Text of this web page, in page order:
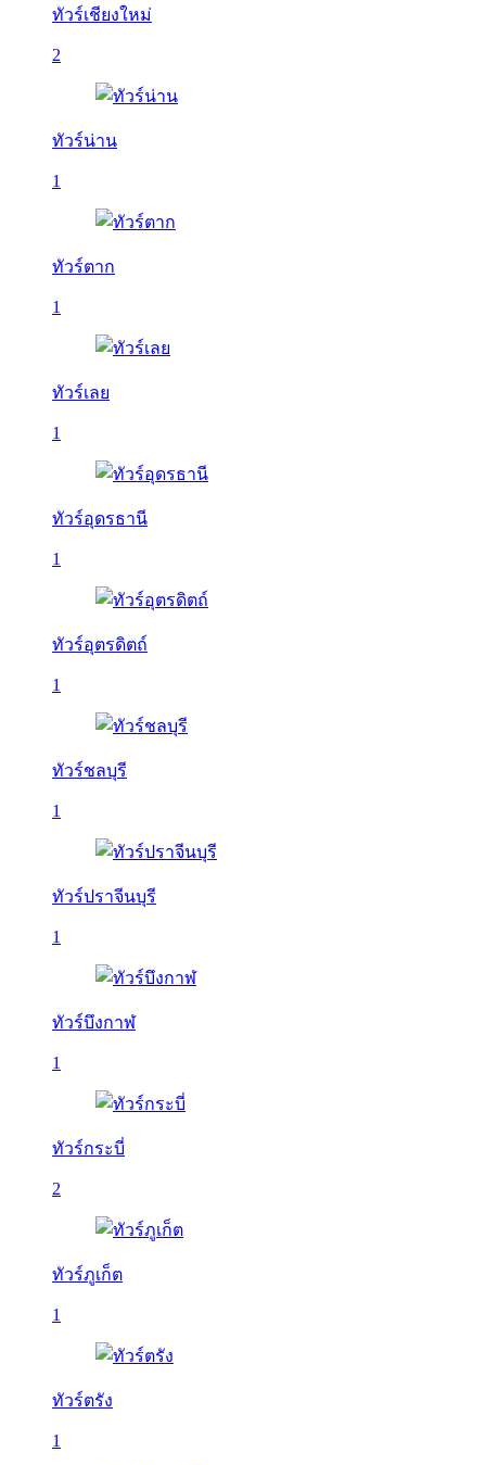
ทัวร์เชียงใหม่
2
ทัวร์น่าน
1
ทัวร์ตาก
1
ทัวร์เลย
1
ทัวร์อุดรธานี
1
ทัวร์อุตรดิตถ์
1
ทัวร์ชลบุรี
1
ทัวร์ปราจีนบุรี
1
ทัวร์บึงกาฬ
1
ทัวร์กระบี่
2
ทัวร์ภูเก็ต
1
ทัวร์ตรัง
1